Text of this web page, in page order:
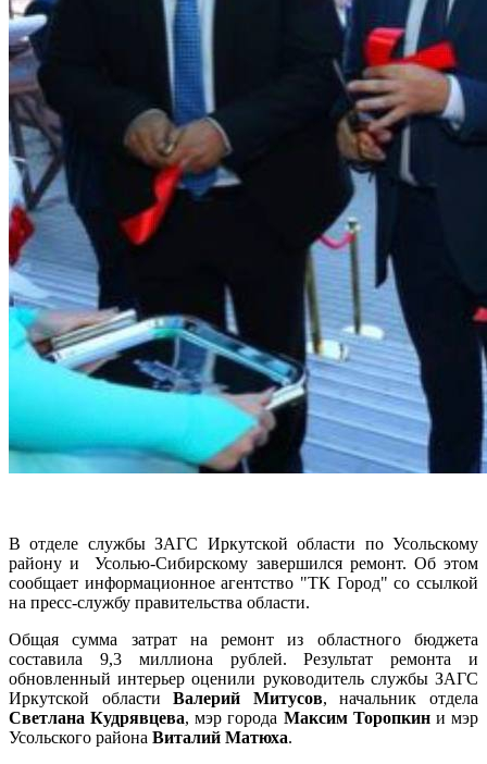
В отделе службы ЗАГС Иркутской области по Усольскому
району и Усолью-Сибирскому завершился ремонт. Об этом
сообщает информационное агентство "ТК Город" со ссылкой
на пресс-службу правительства области.
Общая сумма затрат на ремонт из областного бюджета
составила 9,3 миллиона рублей. Результат ремонта и
обновленный интерьер оценили руководитель службы ЗАГС
Иркутской областиВалерий Митусов, начальник отдела
Светлана Кудрявцева, мэр города Максим Торопкини мэр
Усольского района Виталий Матюха.